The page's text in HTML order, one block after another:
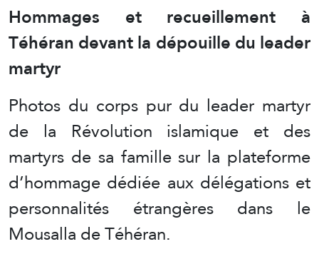
Hommages et recueillement à
Téhéran devant la dépouille du leader
martyr
Photos du corps pur du leader martyr
de la Révolution islamique et des
martyrs de sa famille sur la plateforme
d’hommage dédiée aux délégations et
personnalités étrangères dans le
Mousalla de Téhéran.